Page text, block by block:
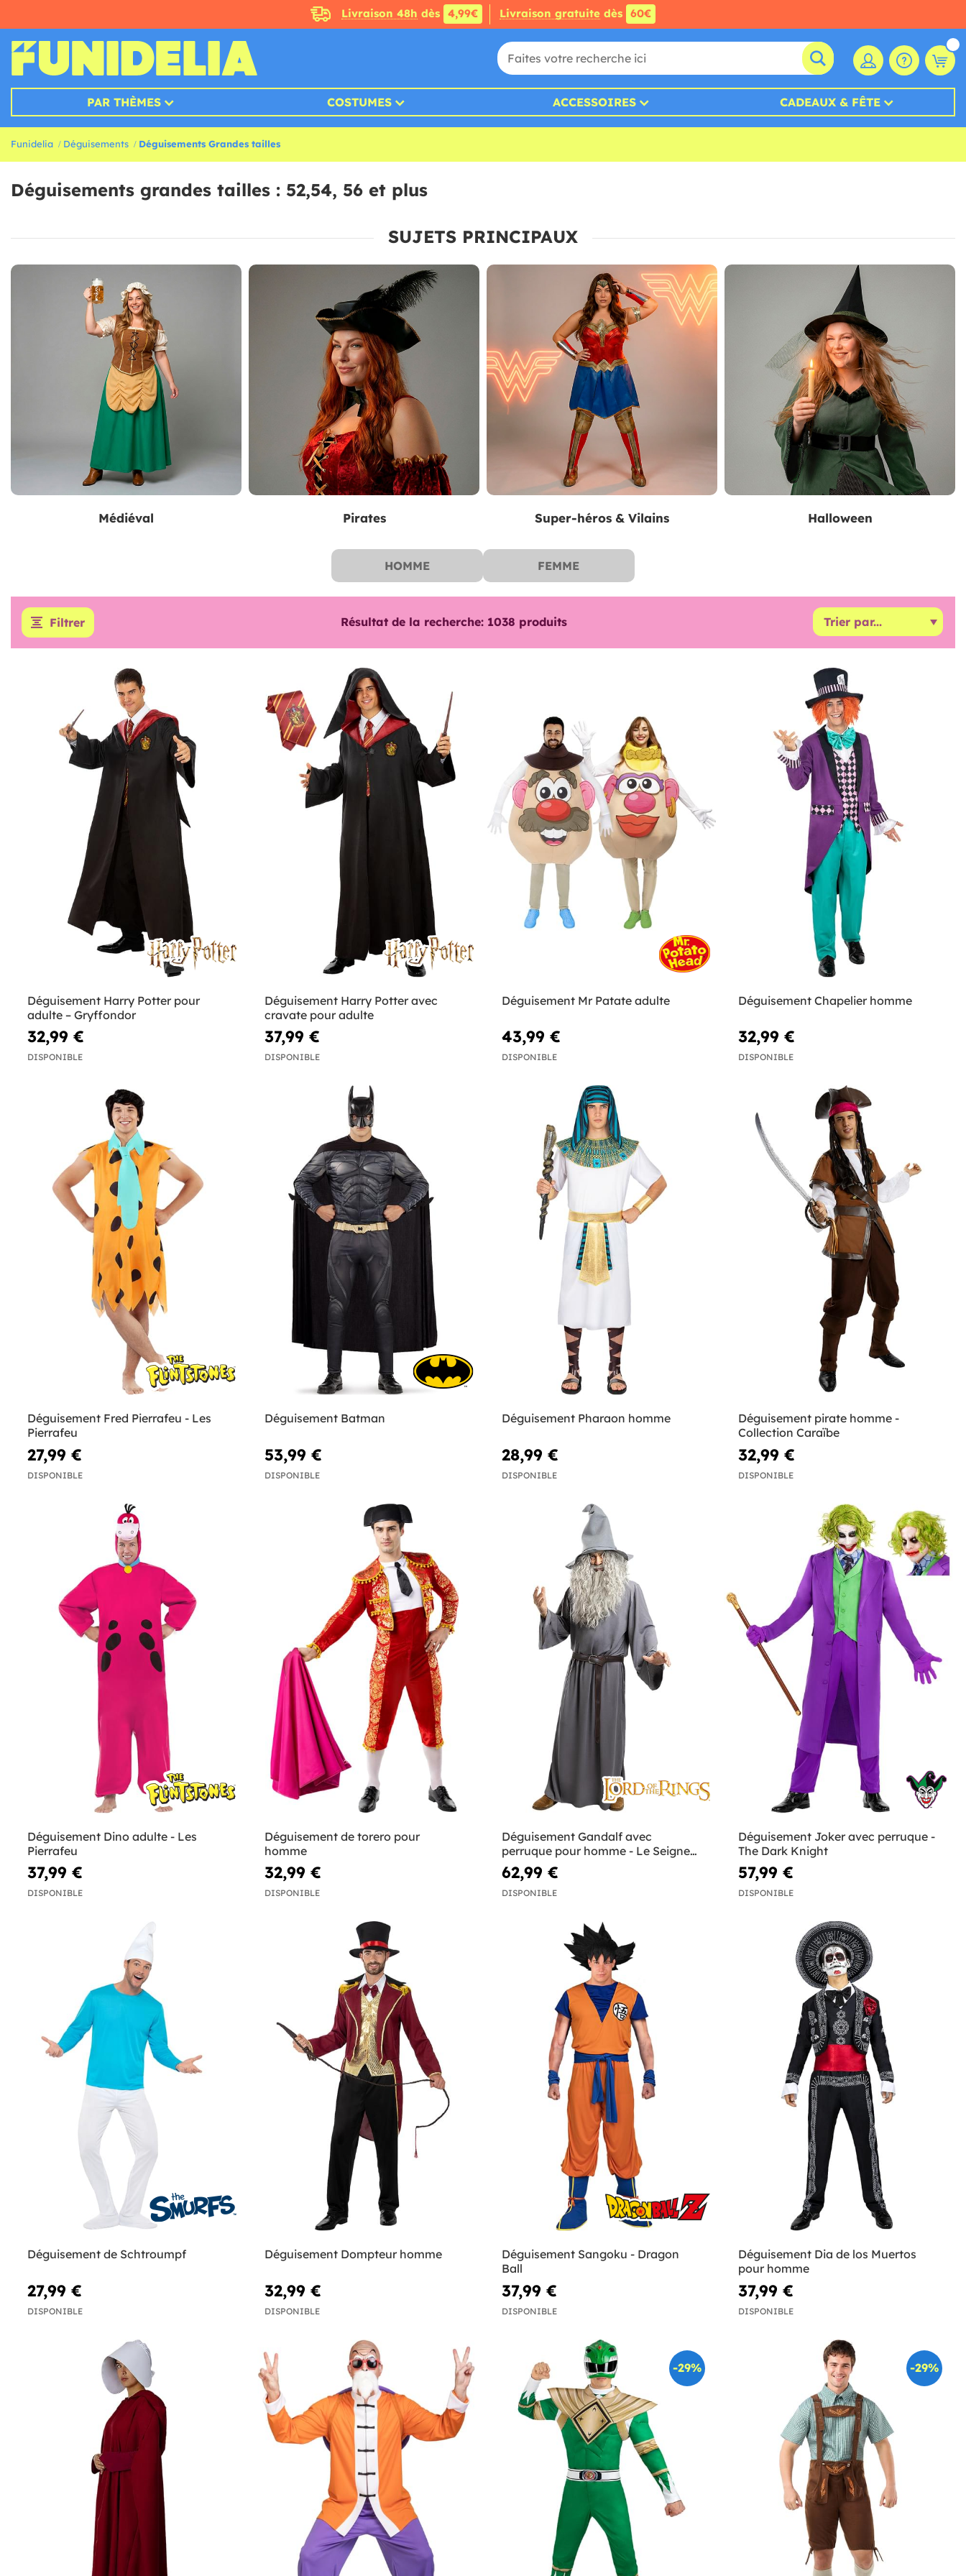
Livraison 48h dès 4,99€ Livraison gratuite dès 60€
PAR THÈMES COSTUMES ACCESSOIRES CADEAUX & FÊTE
Funidelia Déguisements Déguisements Grandes tailles
Déguisements grandes tailles : 52,54, 56 et plus
SUJETS PRINCIPAUX
Médiéval Pirates Super-héros & Vilains Halloween
HOMME FEMME
Filtrer Résultat de la recherche: 1038 produits
Déguisement Harry Potter pour
adulte – Gryffondor
32,99 €
DISPONIBLE
Déguisement Harry Potter avec
cravate pour adulte
37,99 €
DISPONIBLE
Déguisement Mr Patate adulte
43,99 €
DISPONIBLE
Déguisement Chapelier homme
32,99 €
DISPONIBLE
Déguisement Fred Pierrafeu - Les
Pierrafeu
27,99 €
DISPONIBLE
Déguisement Batman
53,99 €
DISPONIBLE
Déguisement Pharaon homme
28,99 €
DISPONIBLE
Déguisement pirate homme -
Collection Caraïbe
32,99 €
DISPONIBLE
Déguisement Dino adulte - Les
Pierrafeu
37,99 €
DISPONIBLE
Déguisement de torero pour
homme
32,99 €
DISPONIBLE
Déguisement Gandalf avec
perruque pour homme - Le Seigneur
des Anneaux
62,99 €
DISPONIBLE
Déguisement Joker avec perruque -
The Dark Knight
57,99 €
DISPONIBLE
Déguisement de Schtroumpf
27,99 €
DISPONIBLE
Déguisement Dompteur homme
32,99 €
DISPONIBLE
Déguisement Sangoku - Dragon
Ball
37,99 €
DISPONIBLE
Déguisement Dia de los Muertos
pour homme
37,99 €
DISPONIBLE
-29% -29%